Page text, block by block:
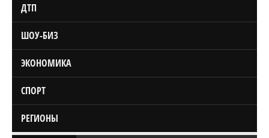
ДТП
ШОУ-БИЗ
ЭКОНОМИКА
СПОРТ
РЕГИОНЫ